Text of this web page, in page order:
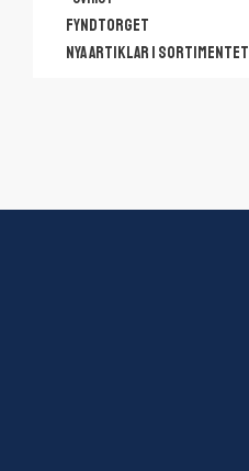
FYNDTORGET
NYA ARTIKLAR I SORTIMENTET